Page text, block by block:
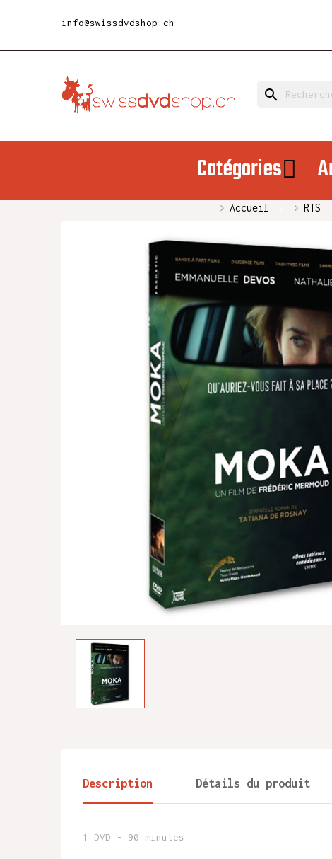
info@swissdvdshop.ch
search
Catégories
Accueil RTS
Description Détails du produit
1 DVD - 90 minutes